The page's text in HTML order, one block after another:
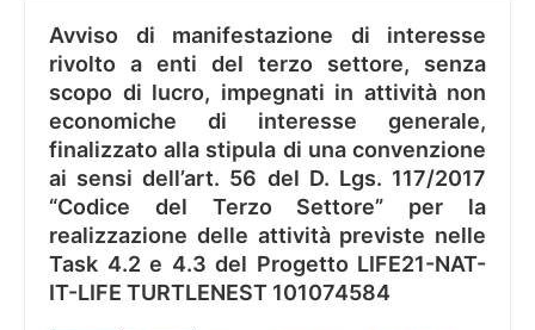
Avviso di manifestazione di interesse
rivolto a enti del terzo settore, senza
scopo di lucro, impegnati in attività non
economiche di interesse generale,
finalizzato alla stipula di una convenzione
ai sensi dell’art. 56 del D. Lgs. 117/2017
“Codice del Terzo Settore” per la
realizzazione delle attività previste nelle
Task 4.2 e 4.3 del Progetto LIFE21-NAT-
IT-LIFE TURTLENEST 101074584